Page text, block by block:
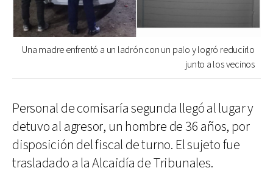
Una madre enfrentó a un ladrón con un palo y logró reducirlo
junto a los vecinos
Personal de comisaría segunda llegó al lugar y
detuvo al agresor, un hombre de 36 años, por
disposición del fiscal de turno. El sujeto fue
trasladado a la Alcaidía de Tribunales.